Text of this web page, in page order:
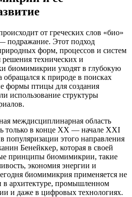
от греческих слов «био»
Этот подход
форм, процессов и систем
технических и
биомимикрии уходят в глубокую
обращался к природе в поисках
формы птицы для создания
использование структуры
междисциплинарная область
только в конце XX — начале XXI
популяризации этого направления
Бенейккер, которая в своей
принципы биомимикрии, такие
экономия энергии и
биомимикрия применяется не
в архитектуре, промышленном
и даже в цифровых технологиях.